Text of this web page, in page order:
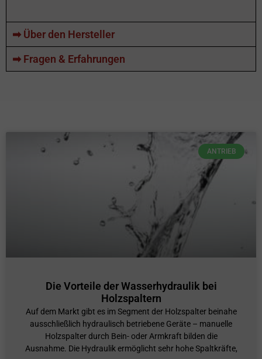
➡ Über den Hersteller
➡ Fragen & Erfahrungen
ANTRIEB
Die Vorteile der Wasserhydraulik bei
Holzspaltern
Auf dem Markt gibt es im Segment der Holzspalter beinahe
ausschließlich hydraulisch betriebene Geräte – manuelle
Holzspalter durch Bein- oder Armkraft bilden die
Ausnahme. Die Hydraulik ermöglicht sehr hohe Spaltkräfte,